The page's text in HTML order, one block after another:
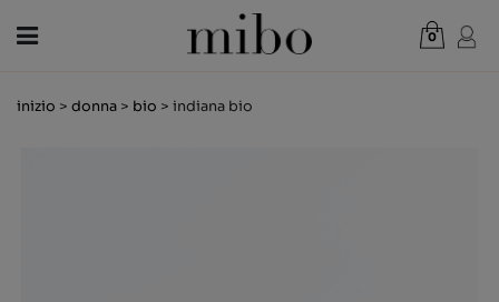
0
CREDI NEL PERCORSO
inizio > donna > bio > indiana bio